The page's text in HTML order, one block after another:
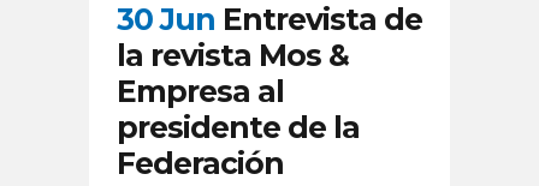
30 Jun Entrevista de
la revista Mos &
Empresa al
presidente de la
Federación